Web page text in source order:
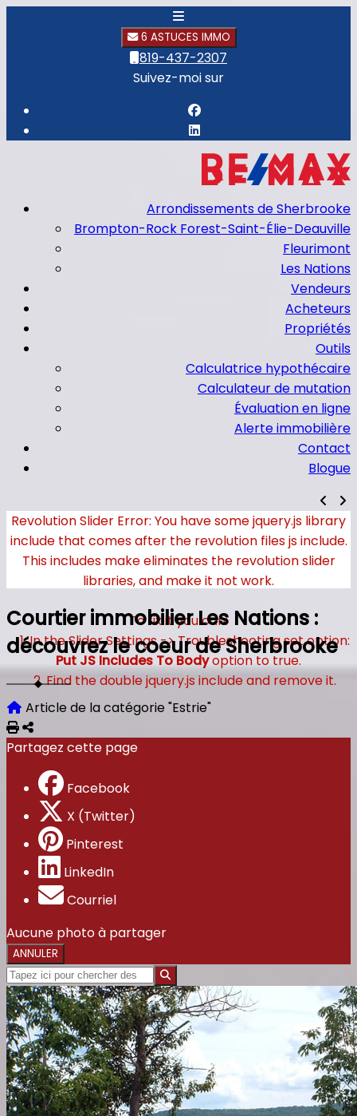
6 ASTUCES IMMO
819-437-2307
Suivez-moi sur
Arrondissements de Sherbrooke
Brompton-Rock Forest-Saint-Élie-Deauville
Fleurimont
Les Nations
Vendeurs
Acheteurs
Propriétés
Outils
Calculatrice hypothécaire
Calculateur de mutation
Évaluation en ligne
Alerte immobilière
Contact
Blogue
Revolution Slider Error: You have some jquery.js library
include that comes after the revolution files js include.
This includes make eliminates the revolution slider
libraries, and make it not work.
To fix it you can:
1. In the Slider Settings -> Troubleshooting set option:
Put JS Includes To Bodyoption to true.
2. Find the double jquery.js include and remove it.
Courtier immobilier Les Nations :
découvrez le coeur de Sherbrooke
Article de la catégorie "Estrie"
Imprimer
Partager
Partagez cette page
Facebook
X (Twitter)
Pinterest
LinkedIn
Courriel
Aucune photo à partager
ANNULER